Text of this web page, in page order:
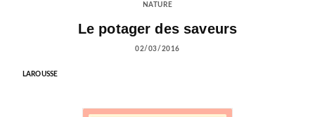
NATURE
Le potager des saveurs
02/03/2016
LAROUSSE